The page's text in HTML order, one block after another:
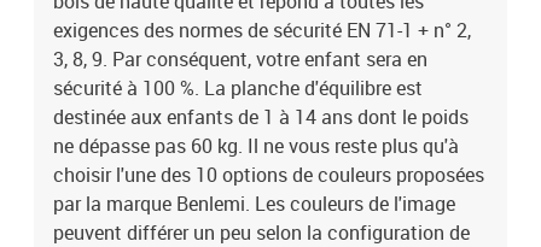
exigences des normes de sécurité EN 71-1 + n° 2,
3, 8, 9. Par conséquent, votre enfant sera en
sécurité à 100 %. La planche d'équilibre est
destinée aux enfants de 1 à 14 ans dont le poids
ne dépasse pas 60 kg. Il ne vous reste plus qu'à
choisir l'une des 10 options de couleurs proposées
par la marque Benlemi. Les couleurs de l'image
peuvent différer un peu selon la configuration de